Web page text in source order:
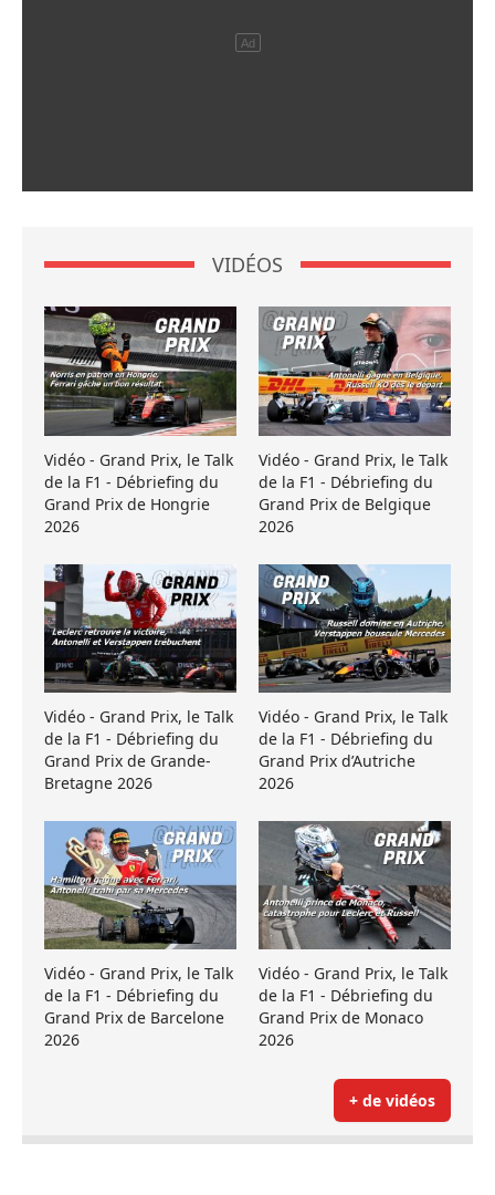
VIDÉOS
Vidéo - Grand Prix, le Talk
de la F1 - Débriefing du
Grand Prix de Hongrie
2026
Vidéo - Grand Prix, le Talk
de la F1 - Débriefing du
Grand Prix de Belgique
2026
Vidéo - Grand Prix, le Talk
de la F1 - Débriefing du
Grand Prix de Grande-
Bretagne 2026
Vidéo - Grand Prix, le Talk
de la F1 - Débriefing du
Grand Prix d’Autriche
2026
Vidéo - Grand Prix, le Talk
de la F1 - Débriefing du
Grand Prix de Barcelone
2026
Vidéo - Grand Prix, le Talk
de la F1 - Débriefing du
Grand Prix de Monaco
2026
+ de vidéos